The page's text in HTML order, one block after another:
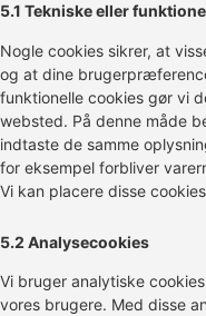
5.1 Tekniske eller
Nogle cookies sikrer, at
og at dine
funktionelle cookies gør vi
websted. På denne måde
indtaste de samme
for eksempel forbliver
Vi kan placere disse
5.2 Analysecookies
Vi bruger analytiske
vores brugere. Med disse